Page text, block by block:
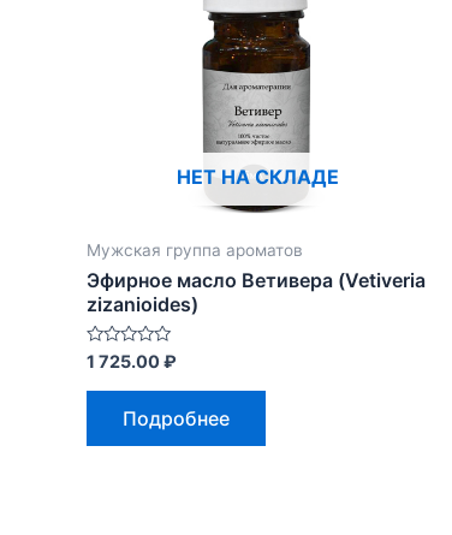
НЕТ НА СКЛАДЕ
Мужская группа ароматов
Эфирное масло Ветивера (Vetiveria
zizanioides)
Оценка
0
из
1 725.00₽
Подробнее